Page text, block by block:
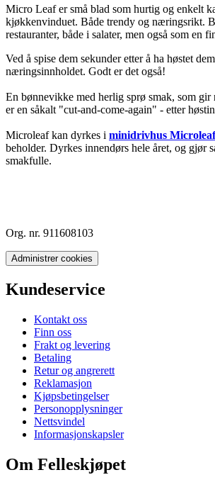
Micro Leaf er små blad som hurtig og enkelt
kjøkkenvinduet. Både trendy og næringsrikt.
restauranter, både i salater, men også som en
Ved å spise dem sekunder etter å ha høstet
næringsinnholdet. Godt er det også!
En bønnevikke med herlig sprø smak, som
er en såkalt "cut-and-come-again" - etter
Microleaf kan dyrkes i minidrivhus Microleaf
beholder. Dyrkes innendørs hele året, og gjør
smakfulle.
Org. nr. 911608103
Administrer cookies
Kundeservice
Kontakt oss
Finn oss
Frakt og levering
Betaling
Retur og angrerett
Reklamasjon
Kjøpsbetingelser
Personopplysninger
Nettsvindel
Informasjonskapsler
Om Felleskjøpet